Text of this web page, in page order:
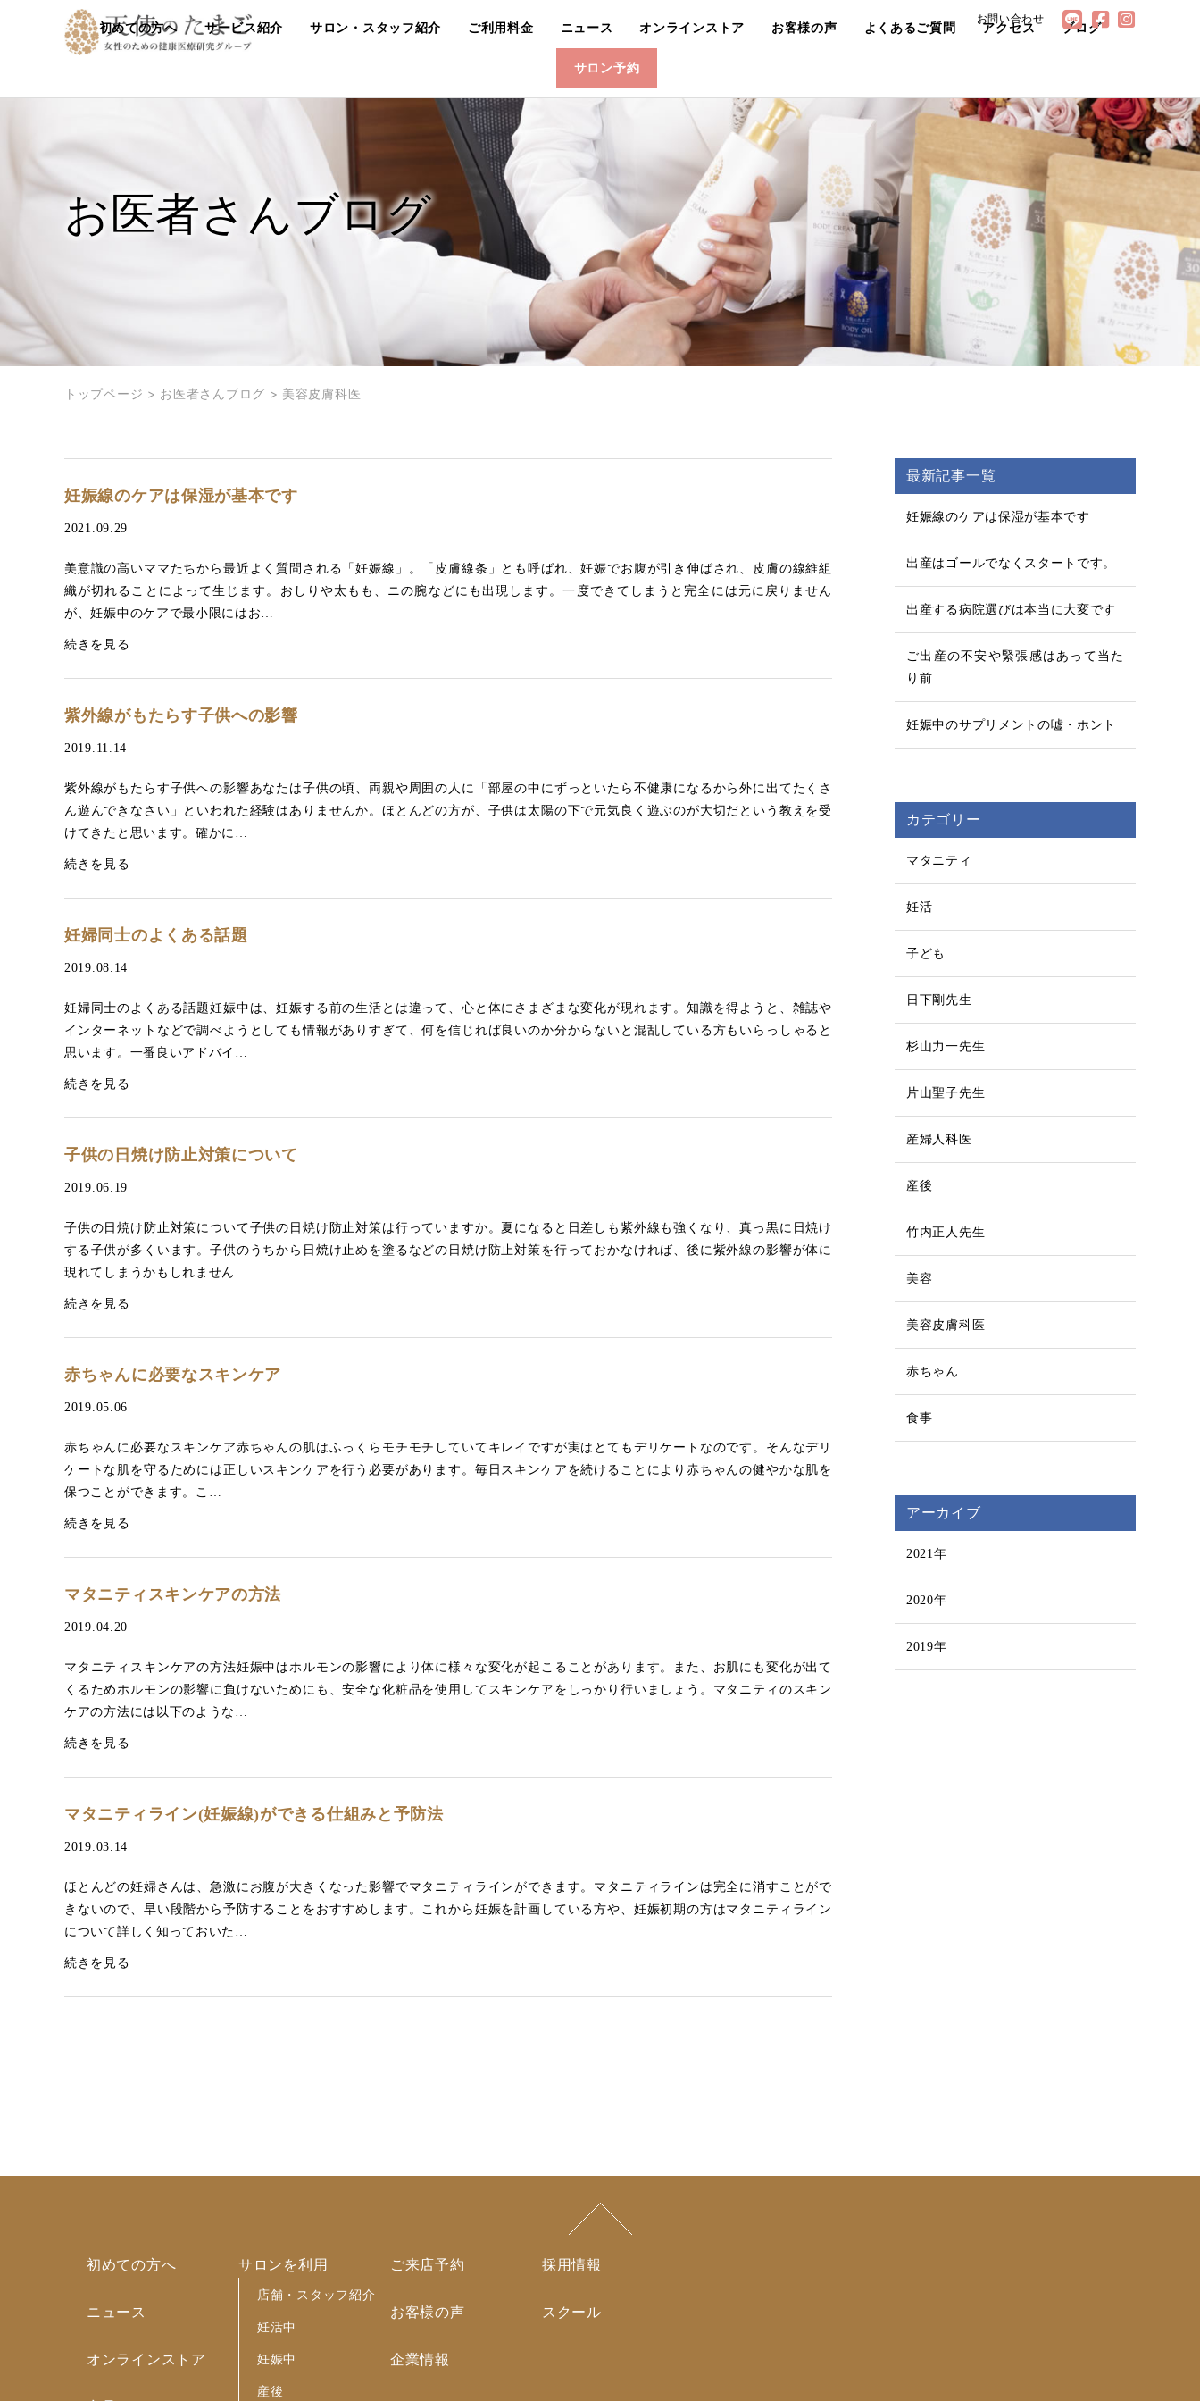
初めての方へ サービス紹介 サロン・スタッフ紹介 ご利用料金 ニュース オンラインストア お客様の声 よくあるご質問 アクセス ブログ
サロン予約
お問い合わせ
お医者さんブログ
トップページ > お医者さんブログ > 美容皮膚科医
妊娠線のケアは保湿が基本です
2021.09.29
美意識の高いママたちから最近よく質問される「妊娠線」。「皮膚線条」とも呼ばれ、妊娠でお腹が引き伸ばされ、皮膚の線維組
織が切れることによって生じます。おしりや太もも、ニの腕などにも出現します。一度できてしまうと完全には元に戻りません
が、妊娠中のケアで最小限にはお…
続きを見る
紫外線がもたらす子供への影響
2019.11.14
紫外線がもたらす子供への影響あなたは子供の頃、両親や周囲の人に「部屋の中にずっといたら不健康になるから外に出てたくさ
ん遊んできなさい」といわれた経験はありませんか。ほとんどの方が、子供は太陽の下で元気良く遊ぶのが大切だという教えを受
けてきたと思います。確かに…
続きを見る
妊婦同士のよくある話題
2019.08.14
妊婦同士のよくある話題妊娠中は、妊娠する前の生活とは違って、心と体にさまざまな変化が現れます。知識を得ようと、雑誌や
インターネットなどで調べようとしても情報がありすぎて、何を信じれば良いのか分からないと混乱している方もいらっしゃると
思います。一番良いアドバイ…
続きを見る
子供の日焼け防止対策について
2019.06.19
子供の日焼け防止対策について子供の日焼け防止対策は行っていますか。夏になると日差しも紫外線も強くなり、真っ黒に日焼け
する子供が多くいます。子供のうちから日焼け止めを塗るなどの日焼け防止対策を行っておかなければ、後に紫外線の影響が体に
現れてしまうかもしれません…
続きを見る
赤ちゃんに必要なスキンケア
2019.05.06
赤ちゃんに必要なスキンケア赤ちゃんの肌はふっくらモチモチしていてキレイですが実はとてもデリケートなのです。そんなデリ
ケートな肌を守るためには正しいスキンケアを行う必要があります。毎日スキンケアを続けることにより赤ちゃんの健やかな肌を
保つことができます。こ…
続きを見る
マタニティスキンケアの方法
2019.04.20
マタニティスキンケアの方法妊娠中はホルモンの影響により体に様々な変化が起こることがあります。また、お肌にも変化が出て
くるためホルモンの影響に負けないためにも、安全な化粧品を使用してスキンケアをしっかり行いましょう。マタニティのスキン
ケアの方法には以下のような…
続きを見る
マタニティライン(妊娠線)ができる仕組みと予防法
2019.03.14
ほとんどの妊婦さんは、急激にお腹が大きくなった影響でマタニティラインができます。マタニティラインは完全に消すことがで
きないので、早い段階から予防することをおすすめします。これから妊娠を計画している方や、妊娠初期の方はマタニティライン
について詳しく知っておいた…
続きを見る
最新記事一覧
妊娠線のケアは保湿が基本です
出産はゴールでなくスタートです。
出産する病院選びは本当に大変です
ご出産の不安や緊張感はあって当た
り前
妊娠中のサプリメントの嘘・ホント
カテゴリー
マタニティ
妊活
子ども
日下剛先生
杉山力一先生
片山聖子先生
産婦人科医
産後
竹内正人先生
美容
美容皮膚科医
赤ちゃん
食事
アーカイブ
2021年
2020年
2019年
初めての方へ
ニュース
オンラインストア
サロンを利用
店舗・スタッフ紹介
妊活中
妊娠中
産後
ご来店予約
お客様の声
企業情報
採用情報
スクール